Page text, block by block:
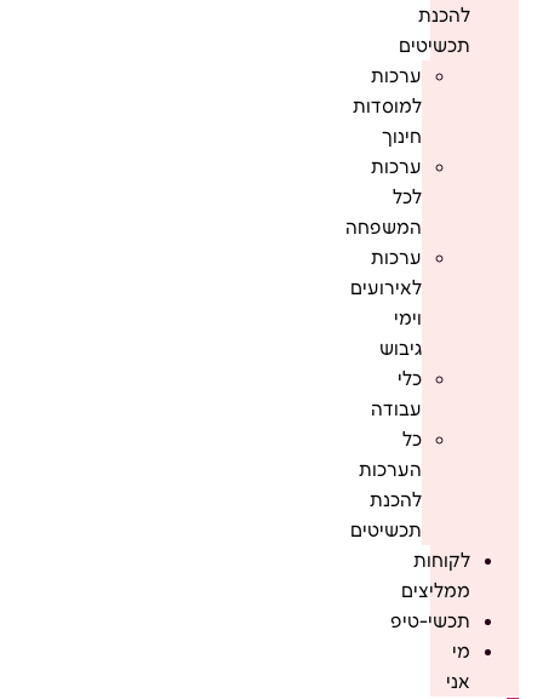
להכנת
תכשיטים
ערכות
למוסדות
חינוך
ערכות
לכל
המשפחה
ערכות
לאירועים
וימי
גיבוש
כלי
עבודה
כל
הערכות
להכנת
תכשיטים
לקוחות
ממליצים
תכשי-טיפ
מי
אני